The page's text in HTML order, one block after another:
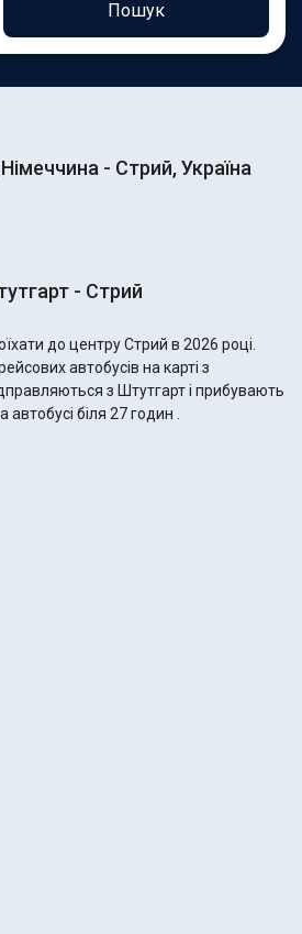
Пошук
- Стрий, Україна
- Стрий
до центру Стрий в 2026 році.
автобусів на карті з
з Штутгарт і прибувають
біля 27 годин .